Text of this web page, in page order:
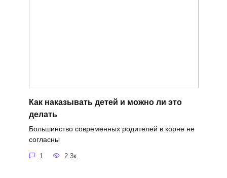
Как наказывать детей и можно ли это
делать
Большинство современных родителей в корне не
согласны
1 2.3к.